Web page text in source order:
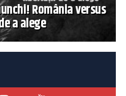
România versus
a alege